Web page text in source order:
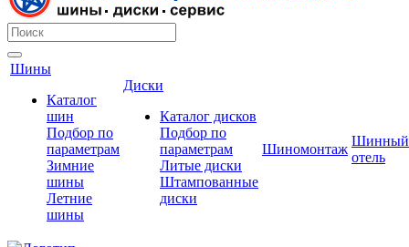
Шины
Каталог
шин
Подбор по
параметрам
Зимние
шины
Летние
шины
Диски
Каталог дисков
Подбор по
параметрам
Литые диски
Штампованные
диски
Шиномонтаж
Шинный
отель